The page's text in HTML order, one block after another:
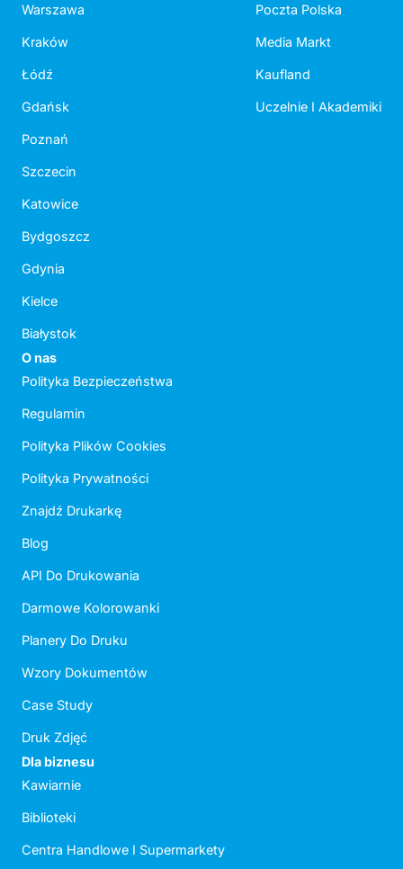
Warszawa
Kraków
Łódź
Gdańsk
Poznań
Szczecin
Katowice
Bydgoszcz
Gdynia
Kielce
Białystok
Poczta Polska
Media Markt
Kaufland
Uczelnie I Akademiki
O nas
Polityka Bezpieczeństwa
Regulamin
Polityka Plików Cookies
Polityka Prywatności
Znajdź Drukarkę
Blog
API Do Drukowania
Darmowe Kolorowanki
Planery Do Druku
Wzory Dokumentów
Case Study
Druk Zdjęć
Dla biznesu
Kawiarnie
Biblioteki
Centra Handlowe I Supermarkety